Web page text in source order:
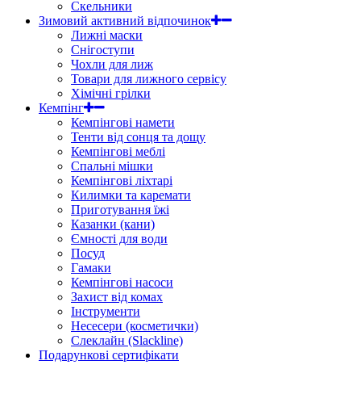
Скельники
Зимовий активний відпочинок
Лижні маски
Снігоступи
Чохли для лиж
Товари для лижного сервісу
Хімічні грілки
Кемпінг
Кемпінгові намети
Тенти від сонця та дощу
Кемпінгові меблі
Спальні мішки
Кемпінгові ліхтарі
Килимки та каремати
Приготування їжі
Казанки (кани)
Ємності для води
Посуд
Гамаки
Кемпінгові насоси
Захист від комах
Інструменти
Несесери (косметички)
Слеклайн (Slackline)
Подарункові сертифікати